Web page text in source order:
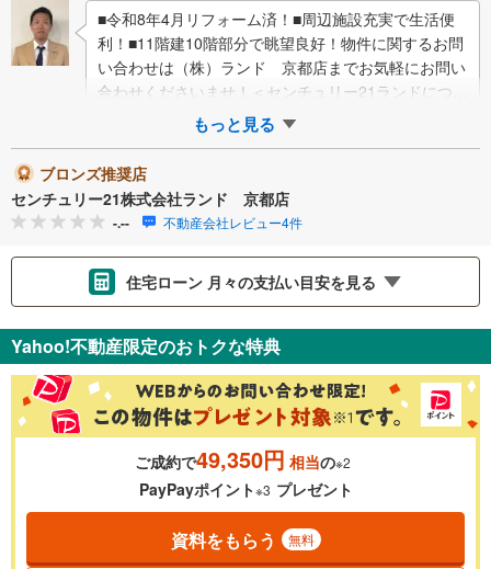
■令和8年4月リフォーム済！■周辺施設充実で生活便
利！■11階建10階部分で眺望良好！物件に関するお問
い合わせは（株）ランド 京都店までお気軽にお問い
合わせくださいませ！＜センチュリー21ランドについ
て＞●センチュリー21ランド京…
もっと見る
ブロンズ推奨店
センチュリー21株式会社ランド 京都店
-.-- 不動産会社レビュー4件
住宅ローン 月々の支払い目安を見る
金利 ％
0.01%
Yahoo!不動産限定のおトクな特典
ご成約で49,350円 相当の※2
PayPayポイント※3 プレゼント
資料をもらう 無料